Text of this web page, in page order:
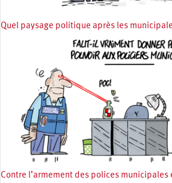
Quel paysage politique après les
Contre l’armement des polices